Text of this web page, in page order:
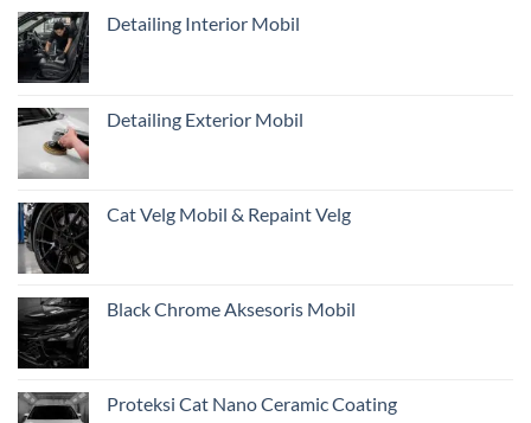
Pentingnya
dari
Detailing Interior Mobil
Detailing Exterior Mobil
Cat Velg Mobil & Repaint Velg
Black Chrome Aksesoris Mobil
Proteksi Cat Nano Ceramic Coating